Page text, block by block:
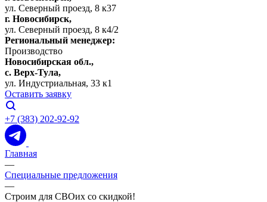
ул. Северный проезд, 8 к37
г. Новосибирск,
ул. Северный проезд, 8 к4/2
Региональный менеджер:
Производство
Новосибирская обл.,
c. Верх-Тула,
ул. Индустриальная, 33 к1
Оставить заявку
+7 (383) 202-92-92
Главная
—
Специальные предложения
—
Строим для СВОих со скидкой!